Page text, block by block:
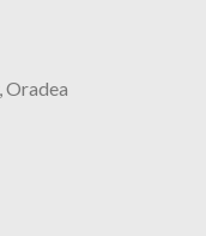
Oradea